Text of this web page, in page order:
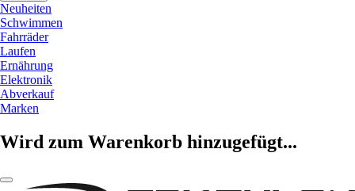
Neuheiten
Schwimmen
Fahrräder
Laufen
Ernährung
Elektronik
Abverkauf
Marken
Wird zum Warenkorb hinzugefügt...